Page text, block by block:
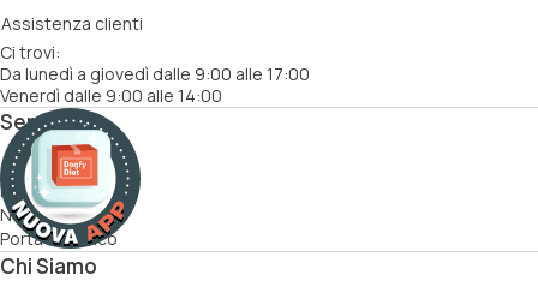
Assistenza clienti
Ci trovi:
Da lunedì a giovedì dalle 9:00 alle 17:00
Venerdì dalle 9:00 alle 14:00
Servizi
Come funziona
Ricette
Nutrizionisti
Porta un amico
Chi Siamo